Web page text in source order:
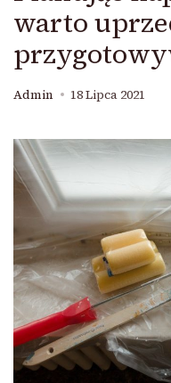
warto
Admin 18 Lipca 2021